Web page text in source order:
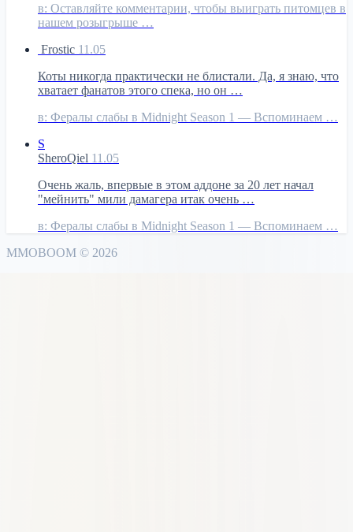
в: Оставляйте комментарии, чтобы выиграть питомцев в
нашем розыгрыше …
Frostic 11.05
Коты никогда практически не блистали. Да, я знаю, что
хватает фанатов этого спека, но он …
в: Фералы слабы в Midnight Season 1 — Вспоминаем …
S
SheroQiel 11.05
Очень жаль, впервые в этом аддоне за 20 лет начал
"мейнить" мили дамагера итак очень …
в: Фералы слабы в Midnight Season 1 — Вспоминаем …
MMOBOOM © 2026